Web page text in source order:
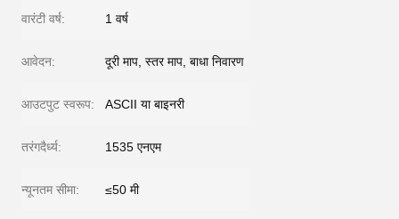
वारंटी वर्ष: 1 वर्ष
आवेदन: दूरी माप, स्तर माप, बाधा निवारण
आउटपुट स्वरूप: ASCII या बाइनरी
तरंगदैर्ध्य: 1535 एनएम
न्यूनतम सीमा: ≤50 मी